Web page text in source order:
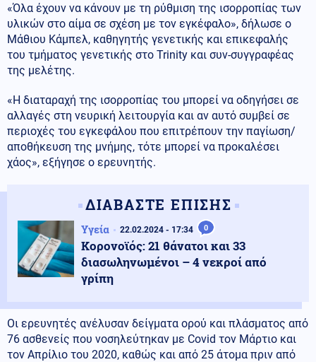
«Όλα έχουν να κάνουν με τη ρύθμιση της ισορροπίας των
υλικών στο αίμα σε σχέση με τον εγκέφαλο», δήλωσε ο
Μάθιου Κάμπελ, καθηγητής γενετικής και επικεφαλής
του τμήματος γενετικής στο Trinity και συν-συγγραφέας
της μελέτης.
«Η διαταραχή της ισορροπίας του μπορεί να οδηγήσει σε
αλλαγές στη νευρική λειτουργία και αν αυτό συμβεί σε
περιοχές του εγκεφάλου που επιτρέπουν την παγίωση/
αποθήκευση της μνήμης, τότε μπορεί να προκαλέσει
χάος», εξήγησε ο ερευνητής.
ΔΙΑΒΑΣΤΕ ΕΠΙΣΗΣ
Υγεία 22.02.2024 - 17:34 0
Κορονοϊός: 21 θάνατοι και 33
διασωληνωμένοι – 4 νεκροί από
γρίπη
Οι ερευνητές ανέλυσαν δείγματα ορού και πλάσματος από
76 ασθενείς που νοσηλεύτηκαν με Covid τον Μάρτιο και
τον Απρίλιο του 2020, καθώς και από 25 άτομα πριν από